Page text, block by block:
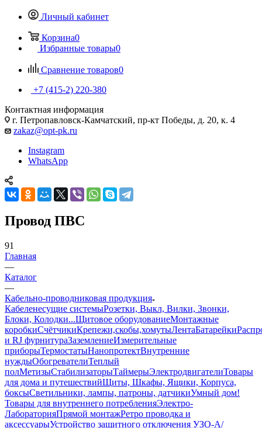
Личный кабинет
Корзина0
Избранные товары0
Сравнение товаров0
+7 (415-2) 220-380
Контактная информация
г. Петропавловск-Камчатский, пр-кт Победы, д. 20, к. 4
zakaz@opt-pk.ru
Instagram
WhatsApp
Провод ПВС
91
Главная
—
Каталог
—
Кабельно-проводниковая продукция
Кабеленесущие системыРозетки, Выкл, Вилки, Звонки,
Блоки, Колодки...Щитовое оборудованиеМонтажные
коробкиСчётчикиКрепежи,скобы,хомутыЛентаБатарейки
и RJ фурнитураЗаземлениеИзмерительные
приборыТермостатыНанопротектВнутренние
нуждыОбогревателиТеплый
полМетизыСтабилизаторыТаймерыЭлектродвигателиТовары
для дома и путешествийЩиты, Шкафы, Ящики, Корпуса,
боксыСветильники, лампы, патроны, датчикиУмный дом!
Товары для внутреннего потребленияЭлектро-
ЛабораторияПрямой монтажРетро проводка и
аксессуарыУстройство защитного отключения УЗО-А/